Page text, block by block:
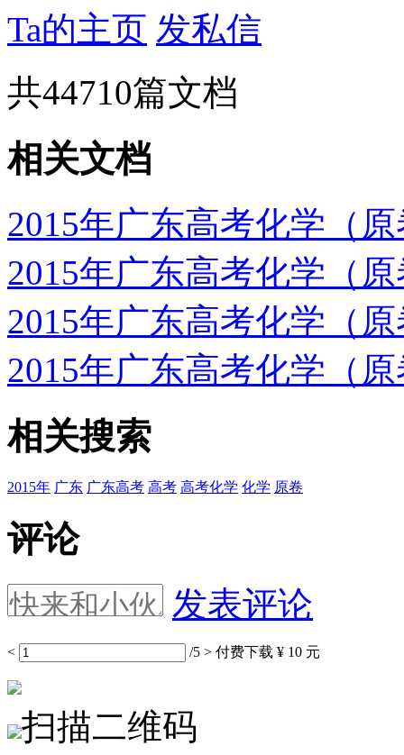
Ta的主页 发私信
共44710篇文档
相关文档
2015年广东高考化学（
2015年广东高考化学（
2015年广东高考化学（
2015年广东高考化学（
相关搜索
2015年 广东 广东高考 高考 高考化学 化学 原卷
评论
发表评论
< /5 > 付费下载 ¥ 10 元
扫描二维码